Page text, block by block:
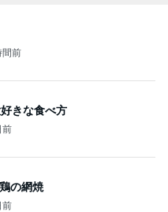
間前
きな食べ方
前
の網焼
前